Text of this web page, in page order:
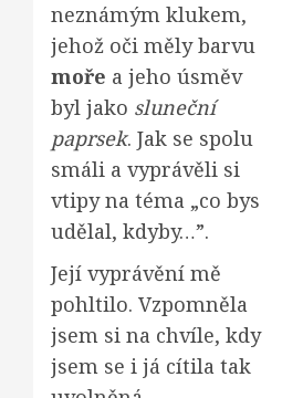
neznámým klukem,
jehož oči měly barvu
moře a jeho úsměv
byl jako sluneční
paprsek. Jak se spolu
smáli a vyprávěli si
vtipy na téma „co bys
udělal, kdyby…”.
Její vyprávění mě
pohltilo. Vzpomněla
jsem si na chvíle, kdy
jsem se i já cítila tak